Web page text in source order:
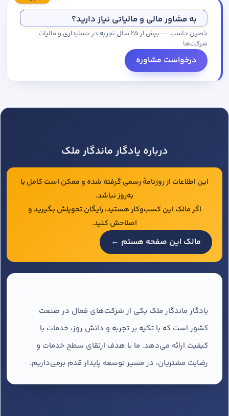
به مشاور مالی و مالیاتی نیاز دارید؟
حَصین حاسب — بیش از ۲۵ سال تجربه در حسابداری و مالیات
شرکت‌ها
درخواست مشاوره
درباره یادگار ماندگار ملک
این اطلاعات از روزنامهٔ رسمی گرفته شده و ممکن است کامل یا
به‌روز نباشد.
اگر مالک این کسب‌وکار هستید، رایگان تحویلش بگیرید و
اصلاحش کنید.
مالک این صفحه هستم ←
یادگار ماندگار ملک یکی از شرکت‌های فعال در صنعت
کشور است که با تکیه بر تجربه و دانش روز، خدمات با
کیفیت ارائه می‌دهد. ما با هدف ارتقای سطح خدمات و
رضایت مشتریان، در مسیر توسعه پایدار قدم برمی‌داریم.